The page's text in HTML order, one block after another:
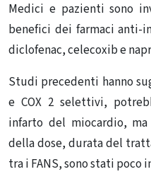
Medici e pazienti sono
benefici dei farmaci anti-
diclofenac, celecoxib e
Studi precedenti hanno
e COX 2 selettivi,
infarto del miocardio,
della dose, durata del
tra i FANS, sono stati poco